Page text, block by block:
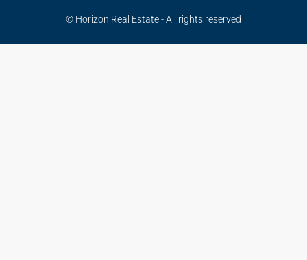
© Horizon Real Estate - All rights reserved